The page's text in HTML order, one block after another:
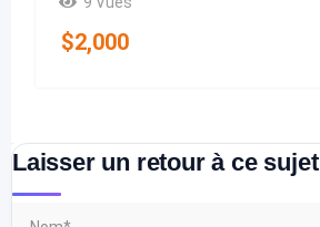
$2,000
Laisser un retour à ce sujet